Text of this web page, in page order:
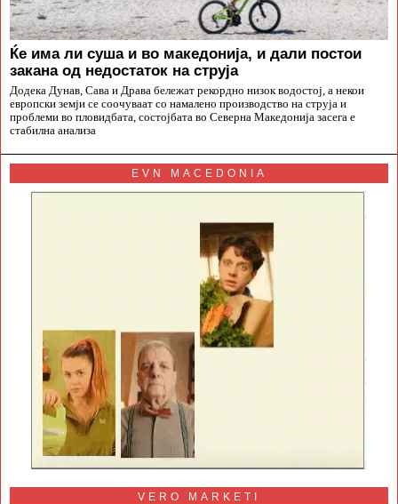
Ќе има ли суша и во македонија, и дали постои
закана од недостаток на струја
Додека Дунав, Сава и Драва бележат рекордно низок водостој, а некои
европски земји се соочуваат со намалено производство на струја и
проблеми во пловидбата, состојбата во Северна Македонија засега е
стабилна анализа
EVN MACEDONIA
VERO MARKETI